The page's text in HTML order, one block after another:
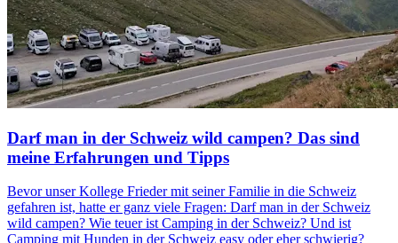
Darf man in der Schweiz wild campen? Das sind
meine Erfahrungen und Tipps
Bevor unser Kollege Frieder mit seiner Familie in die Schweiz
gefahren ist, hatte er ganz viele Fragen: Darf man in der Schweiz
wild campen? Wie teuer ist Camping in der Schweiz? Und ist
Camping mit Hunden in der Schweiz easy oder eher schwierig?